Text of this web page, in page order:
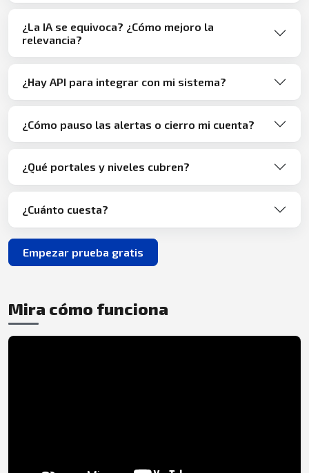
¿La IA se equivoca? ¿Cómo mejoro la
relevancia?
¿Hay API para integrar con mi sistema?
¿Cómo pauso las alertas o cierro mi cuenta?
¿Qué portales y niveles cubren?
¿Cuánto cuesta?
Empezar prueba gratis
Mira cómo funciona